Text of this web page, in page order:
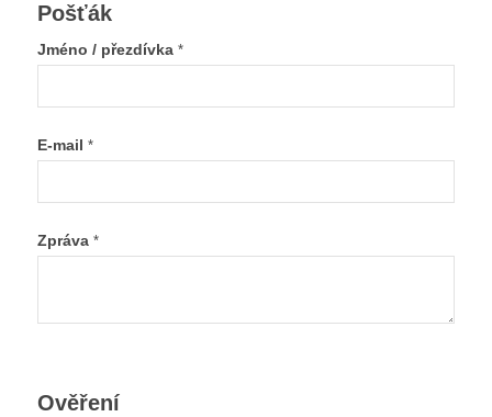
Pošťák
Jméno / přezdívka *
E-mail *
Zpráva *
Ověření